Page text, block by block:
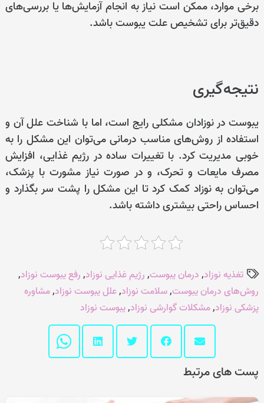
برخی موارد، ممکن است نیاز به انجام آزمایش‌ها یا بررسی‌های
دقیق‌تر برای تشخیص علت یبوست باشد.
نتیجه‌گیری
یبوست در نوزادان مشکلی رایج است، اما با شناخت علل آن و
استفاده از روش‌های مناسب درمانی می‌توان این مشکل را به
خوبی مدیریت کرد. با تغییرات ساده در رژیم غذایی، افزایش
مصرف مایعات و تحرک، و در صورت نیاز مشورت با پزشک،
می‌توان به نوزاد کمک کرد تا این مشکل را پشت سر بگذارد و
احساس راحتی بیشتری داشته باشد.
تغذیه نوزاد,درمان یبوست,رژیم غذایی نوزاد,رفع یبوست نوزاد,
روش‌های درمان یبوست,سلامت نوزاد,علل یبوست نوزاد,مشاوره
پزشکی نوزاد,مشکلات گوارشی نوزاد,یبوست نوزاد
پست های مرتبط